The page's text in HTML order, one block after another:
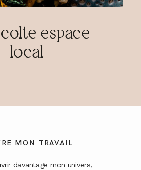
espace
local
MON TRAVAIL
davantage mon univers,